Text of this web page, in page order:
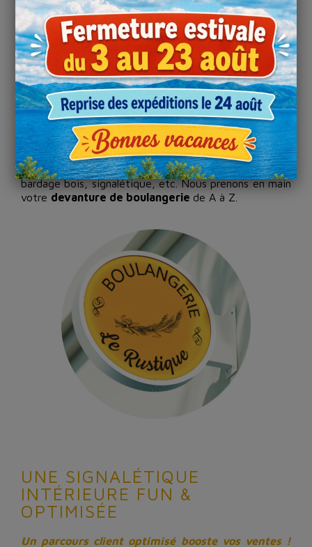
boutique.
L'enseigne de boulangerieest le porte étendard de
votre boutique. Soyez visible de loin pour maximiser
votre trafic !
Un conseiller dédié ainsi que notre équipe de
designers graphistes en interne (100% français !)
vous accompagnent dans le choix, la création et
réalisation d'une identité unique pour votre
boulangerie.
Enseigne lumineuse ou non, habillage de façade,
bardage bois, signalétique, etc. Nous prenons en main
votre devanture de boulangerie de A à Z.
UNE SIGNALÉTIQUE
INTÉRIEURE FUN &
OPTIMISÉE
Un parcours client optimisé booste vos ventes !